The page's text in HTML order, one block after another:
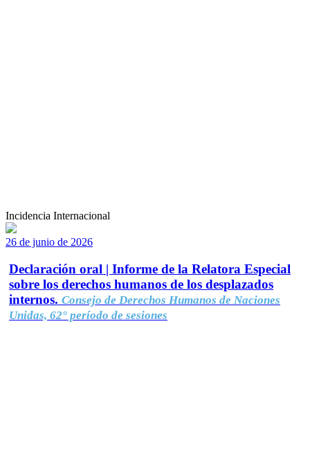
Incidencia Internacional
26 de junio de 2026
Declaración oral | Informe de la Relatora Especial
sobre los derechos humanos de los desplazados
internos. Consejo de Derechos Humanos de Naciones
Unidas, 62° período de sesiones